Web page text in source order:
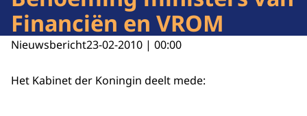
Financiën en VROM
Nieuwsbericht23-02-2010 | 00:00
Het Kabinet der Koningin deelt mede: